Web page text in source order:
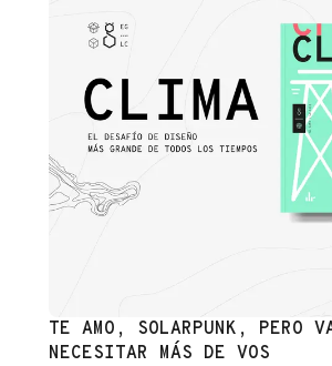
TE AMO, SOLARPUNK, PERO
NECESITAR MÁS DE VOS